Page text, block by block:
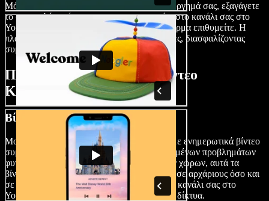
Μόλις μείνετε ικανοποιημένοι με το αριστούργημά σας, εξαγάγετε
το σε υψηλή ποιότητα για να το μοιραστείτε στο κανάλι σας στο
YouTube, τα social media ή σε όποια πλατφόρμα επιθυμείτε. Η
πλατφόρμα μας υποστηρίζει διάφορες μορφές, διασφαλίζοντας
συμβατότητα με συσκευές και κανάλια.
Πότε να Χρησιμοποιείτε Βίντεο
Κηπουρικής
Βίντεο με Συμβουλές Κηπουρικής
Μοιραστείτε τη σοφία σας στην κηπουρική με ενημερωτικά βίντεο
συμβουλών. Από την αντιμετώπιση συνηθισμένων προβλημάτων
φυτών έως την καλύτερη αξιοποίηση μικρών χώρων, αυτά τα
βίντεο προσφέρουν πολύτιμες γνώσεις τόσο σε αρχάριους όσο και
σε έμπειρους κηπουρούς, εμπλουτίζοντας το κανάλι σας στο
YouTube ή την παρουσία σας στα κοινωνικά δίκτυα.